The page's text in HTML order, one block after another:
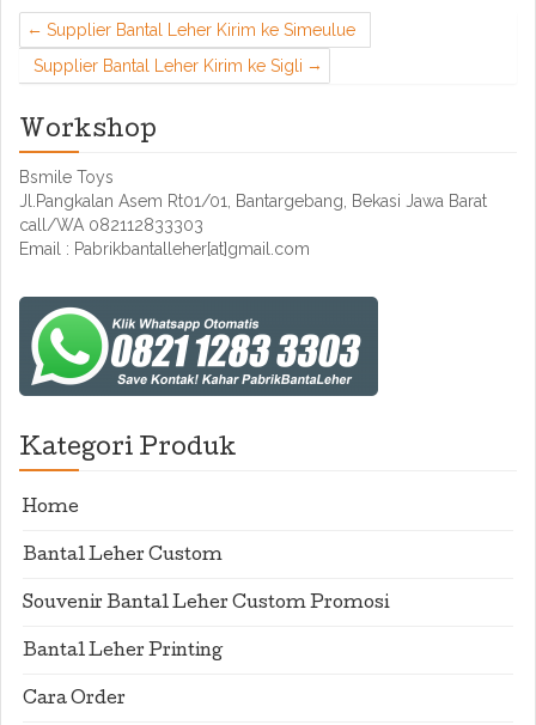
Supplier Bantal Leher Kirim ke Simeulue
Supplier Bantal Leher Kirim ke Sigli
Workshop
Bsmile Toys
Jl.Pangkalan Asem Rt01/01, Bantargebang, Bekasi Jawa Barat
call/WA 082112833303
Email : Pabrikbantalleher[at]gmail.com
Kategori Produk
Home
Bantal Leher Custom
Souvenir Bantal Leher Custom Promosi
Bantal Leher Printing
Cara Order